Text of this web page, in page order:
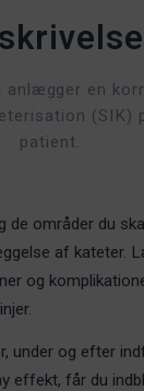
anlægger en
(SIK)
patient.
de områder du
af kateter.
og
under og efter
effekt, får du